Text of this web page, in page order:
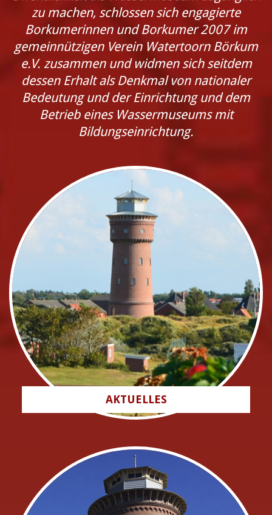
zu machen, schlossen sich engagierte
Borkumerinnen und Borkumer 2007 im
gemeinnützigen Verein Watertoorn Börkum
e.V. zusammen und widmen sich seitdem
dessen Erhalt als Denkmal von nationaler
Bedeutung und der Einrichtung und dem
Betrieb eines Wassermuseums mit
Bildungseinrichtung.
AKTUELLES